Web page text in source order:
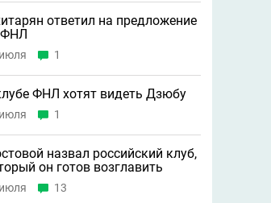
ответил на предложение
ФНЛ
1
ФНЛ хотят видеть Дзюбу
1
назвал российский клуб,
он готов возглавить
13